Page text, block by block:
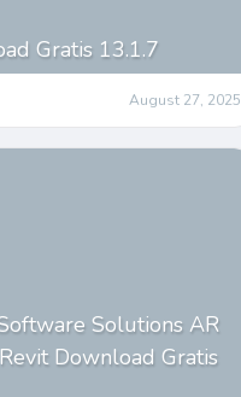
Gratis 13.1.7
August 27, 2025
Solutions AR
Download Gratis